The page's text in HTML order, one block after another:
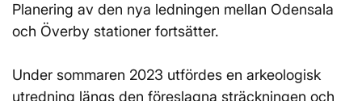
Planering av den nya ledningen mellan Odensala
och Överby stationer fortsätter.
Under sommaren 2023 utfördes en arkeologisk
utredning längs den föreslagna sträckningen och